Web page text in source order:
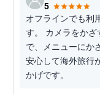
5
オフラインでも利
す。 カメラをか
で、メニューにか
安心して海外旅行
かげです。